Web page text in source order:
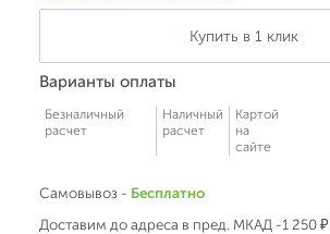
Купить в 1 клик
Варианты оплаты
Безналичный
расчет
Наличный
расчет
Картой
на
сайте
Самовывоз - Бесплатно
Доставим до адреса в пред. МКАД -1 250 ₽